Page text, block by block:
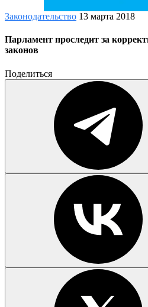
Законодательство 13 марта 2018
Парламент проследит за
законов
Поделиться